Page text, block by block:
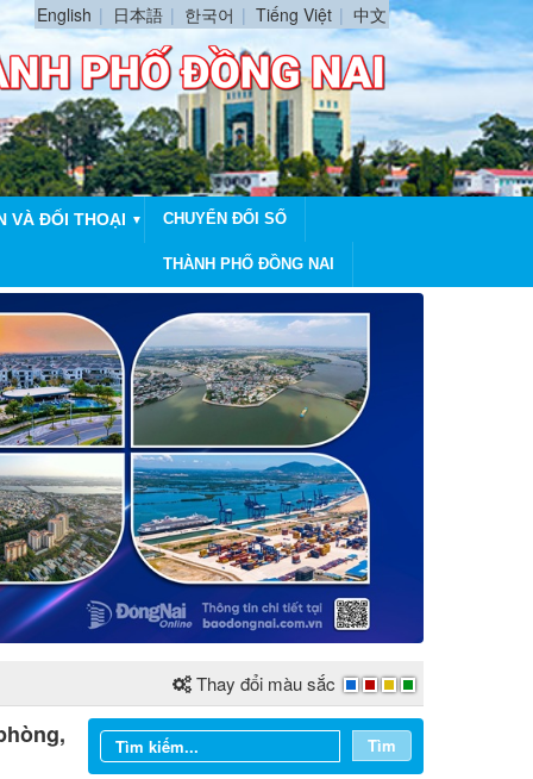
English 日本語 한국어 Tiếng Việt 中文
VÀ ĐỐI THOẠI ▼ CHUYỂN ĐỔI SỐ
THÀNH PHỐ ĐỒNG NAI
Thay đổi màu sắc
Tìm